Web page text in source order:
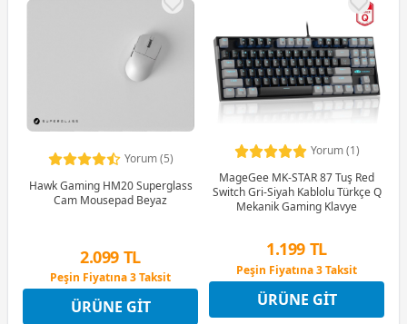
Yorum (5)
Hawk Gaming HM20 Superglass
Cam Mousepad Beyaz
2.099 TL
Peşin Fiyatına 3 Taksit
12 Ay x 247 TL taksitle
Peşin Fiyatına 3 Taksit
ÜRÜNE GIT
Yorum (1)
MageGee MK-STAR 87 Tuş Red
Switch Gri-Siyah Kablolu Türkçe Q
Mekanik Gaming Klavye
1.199 TL
Peşin Fiyatına 3 Taksit
12 Ay x 141 TL taksitle
Peşin Fiyatına 3 Taksit
ÜRÜNE GIT